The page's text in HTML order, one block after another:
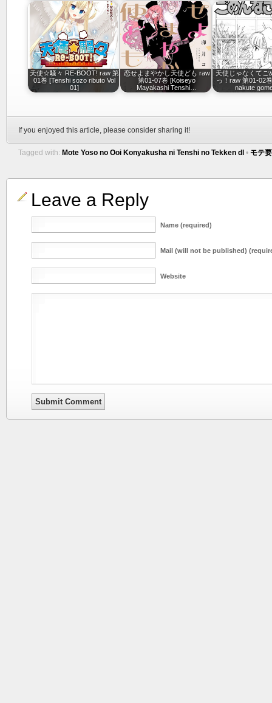
天使☆騒々 RE-BOOT! raw 第
01巻 [Tenshi sozo ributo Vol
01]
恋せよまやかし天使ども raw
第01-07巻 [Koiseyo
Mayakashi Tenshi…
天使じゃなくてご
っ！raw 第01-02
nakute
If you enjoyed this article, please consider sharing it!
Tagged with: Mote Yoso no Ooi Konyakusha ni Tenshi no Tekken dl • モテ
Leave a Reply
Name (required)
Mail (will not be published)
Website